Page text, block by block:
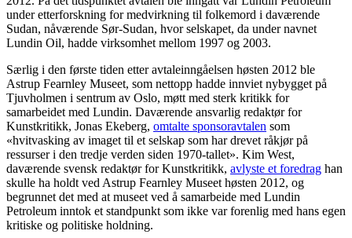
under etterforskning for medvirkning til folkemord i daværende
Sudan, nåværende Sør-Sudan, hvor selskapet, da under navnet
Lundin Oil, hadde virksomhet mellom 1997 og 2003.
Særlig i den første tiden etter avtaleinngåelsen høsten 2012 ble
Astrup Fearnley Museet, som nettopp hadde innviet nybygget på
Tjuvholmen i sentrum av Oslo, møtt med sterk kritikk for
samarbeidet med Lundin. Daværende ansvarlig redaktør for
Kunstkritikk, Jonas Ekeberg, omtalte sponsoravtalen som
«hvitvasking av imaget til et selskap som har drevet råkjør på
ressurser i den tredje verden siden 1970-tallet». Kim West,
daværende svensk redaktør for Kunstkritikk, avlyste et foredrag han
skulle ha holdt ved Astrup Fearnley Museet høsten 2012, og
begrunnet det med at museet ved å samarbeide med Lundin
Petroleum inntok et standpunkt som ikke var forenlig med hans egen
kritiske og politiske holdning.